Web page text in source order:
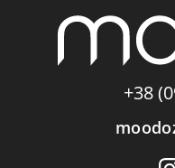
+38